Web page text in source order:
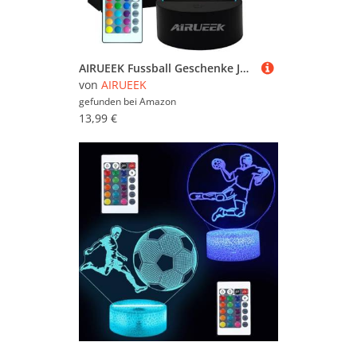
AIRUEEK Fussball Geschenke Jungen Nachtlicht Kinder,Fußball Geschenke für Jungs, fussball em 2024 Lampe 16 Farben Ändern, Weihnachten Geburtstags Geschenke für Männer, Vatertagsgeschenk
von AIRUEEK
gefunden bei Amazon
13,99 €